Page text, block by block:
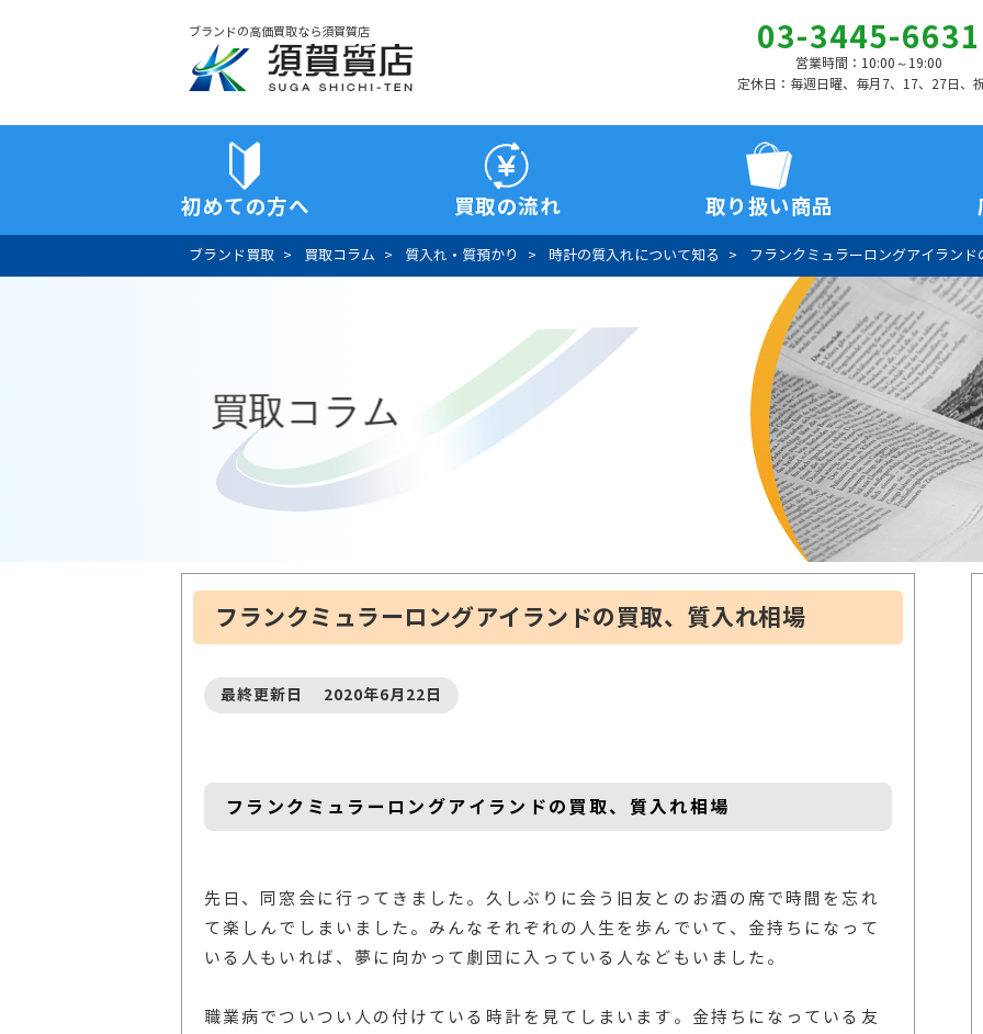
ブランドの高価買取なら須賀質店
03-3445-6631
営業時間：10:00～19:00
定休日：毎週日曜、毎月7、17、27日、
初めての方へ 買取の流れ 取り扱い商品
ブランド買取 買取コラム 質入れ・質預かり 時計の質入れについて知る フランクミュラーロングアイラン
買取コラム
フランクミュラーロングアイランドの買取、質入れ相場
最終更新日 2020年6月22日
フランクミュラーロングアイランドの買取、質入れ相場
先日、同窓会に行ってきました。久しぶりに会う旧友とのお酒の席で時間を忘れ
て楽しんでしまいました。みんなそれぞれの人生を歩んでいて、金持ちになって
いる人もいれば、夢に向かって劇団に入っている人などもいました。
職業病でついつい人の付けている時計を見てしまいます。金持ちになっている友